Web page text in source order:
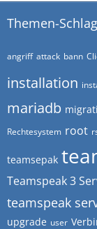
Themen-
angriff attack bann
installation
mariadb
Rechtesystem root
teamsepak
Teamspeak 3
teamspeak
upgrade user